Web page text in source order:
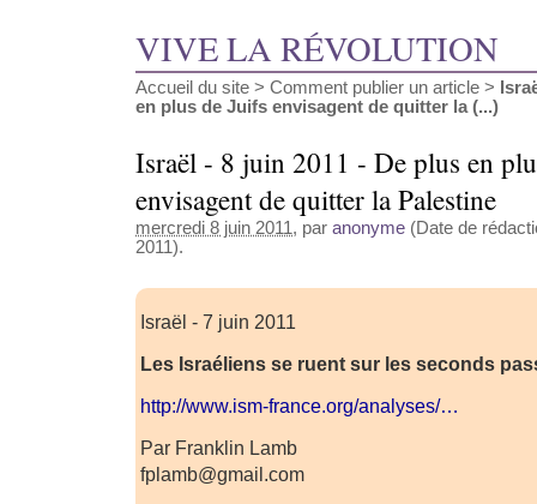
VIVE LA RÉVOLUTION
Accueil du site > Comment publier un article >
en plus de Juifs envisagent de quitter la (...)
Israël - 8 juin 2011 - De plus en
envisagent de quitter la Palestine
mercredi 8 juin 2011 , par anonyme (Date de
2011).
Israël - 7 juin 2011
Les Israéliens se ruent sur les seconds
http://www.ism-france.org/analyses/…
Par Franklin Lamb
fplamb@gmail.com